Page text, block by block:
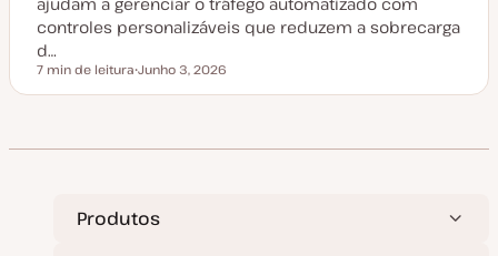
i
z
a
ã
controles personalizáveis que reduzem a sobrecarga
d…
Tempo de leitura
7 min de leitura
a
a
l
Junho 3, 2026
Produtos